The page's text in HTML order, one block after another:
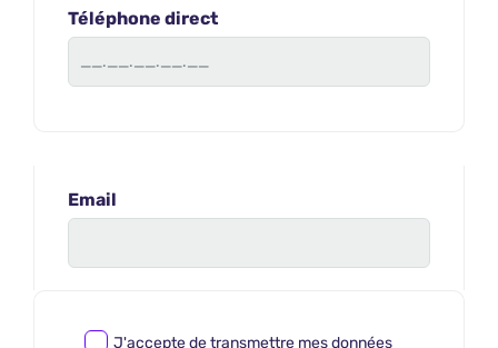
Téléphone direct
Email
J'accepte de transmettre mes données